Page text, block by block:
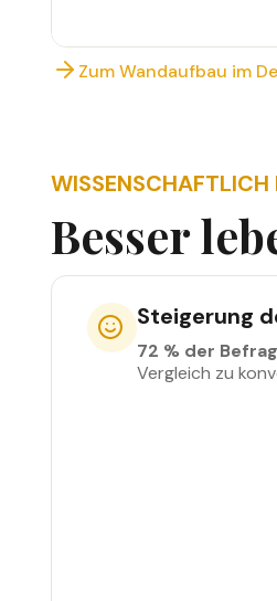
Zum Wandaufbau im
WISSENSCHAFTLICH
Besser
Steigerung
72 % der
Vergleich zu